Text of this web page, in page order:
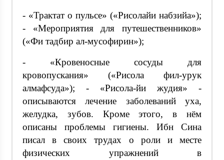
- «Трактат о пульсе» («Рисолайи набзийа»);
- «Мероприятия для путешественников»
(«Фи тадбир ал-мусофирин»);
- «Кровеносные сосуды для
кровопускания» («Рисола фил-урук
алмафсуда»); - «Рисола-йи жудия» -
описываются лечение заболеваний уха,
желудка, зубов. Кроме этого, в нём
описаны проблемы гигиены. Ибн Сина
писал в своих трудах о роли и месте
физических упражнений в